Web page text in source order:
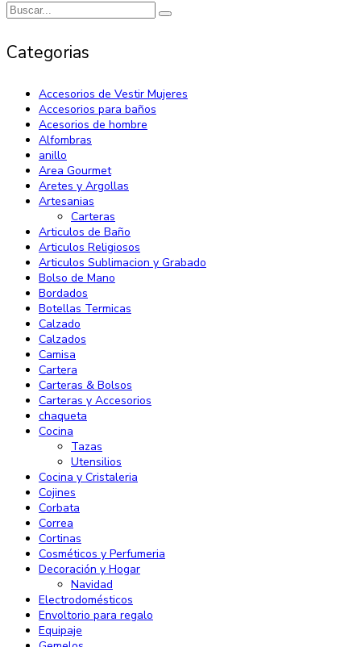
Categorias
Accesorios de Vestir Mujeres
Accesorios para baños
Acesorios de hombre
Alfombras
anillo
Area Gourmet
Aretes y Argollas
Artesanias
Carteras
Articulos de Baño
Articulos Religiosos
Articulos Sublimacion y Grabado
Bolso de Mano
Bordados
Botellas Termicas
Calzado
Calzados
Camisa
Cartera
Carteras & Bolsos
Carteras y Accesorios
chaqueta
Cocina
Tazas
Utensilios
Cocina y Cristaleria
Cojines
Corbata
Correa
Cortinas
Cosméticos y Perfumeria
Decoración y Hogar
Navidad
Electrodomésticos
Envoltorio para regalo
Equipaje